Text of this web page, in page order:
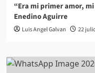
“Era mi primer amor,
Enedino Aguirre
Luis Angel Galvan 22